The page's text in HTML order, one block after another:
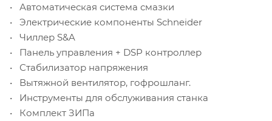
• Автоматическая система смазки
• Электрические компоненты Schneider
• Чиллер S&A
• Панель управления + DSP контроллер
• Стабилизатор напряжения
• Вытяжной вентилятор, гофрошланг.
• Инструменты для обслуживания станка
• Комплект ЗИПа